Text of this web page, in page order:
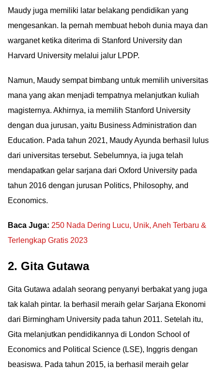
Maudy juga memiliki latar belakang pendidikan yang
mengesankan. Ia pernah membuat heboh dunia maya dan
warganet ketika diterima di Stanford University dan
Harvard University melalui jalur LPDP.
Namun, Maudy sempat bimbang untuk memilih universitas
mana yang akan menjadi tempatnya melanjutkan kuliah
magisternya. Akhirnya, ia memilih Stanford University
dengan dua jurusan, yaitu Business Administration dan
Education. Pada tahun 2021, Maudy Ayunda berhasil lulus
dari universitas tersebut. Sebelumnya, ia juga telah
mendapatkan gelar sarjana dari Oxford University pada
tahun 2016 dengan jurusan Politics, Philosophy, and
Economics.
Baca Juga: 250 Nada Dering Lucu, Unik, Aneh Terbaru &
Terlengkap Gratis 2023
2. Gita Gutawa
Gita Gutawa adalah seorang penyanyi berbakat yang juga
tak kalah pintar. Ia berhasil meraih gelar Sarjana Ekonomi
dari Birmingham University pada tahun 2011. Setelah itu,
Gita melanjutkan pendidikannya di London School of
Economics and Political Science (LSE), Inggris dengan
beasiswa. Pada tahun 2015, ia berhasil meraih gelar